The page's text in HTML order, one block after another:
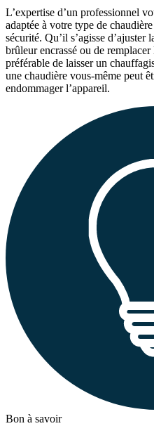
L’expertise d’un professionnel
adaptée à votre type de
sécurité. Qu’il s’agisse d’ajuster
brûleur encrassé ou de
préférable de laisser un
une chaudière vous-même peut
endommager l’appareil.
Bon à savoir